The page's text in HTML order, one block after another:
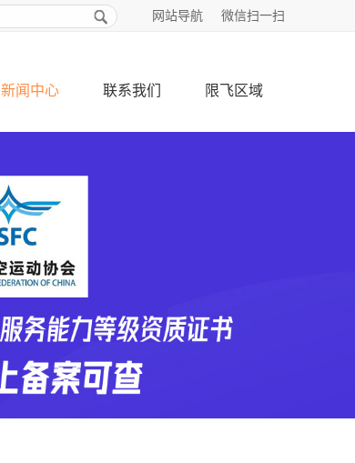
微信扫一扫
网站导航
新闻中心 联系我们 限飞区域